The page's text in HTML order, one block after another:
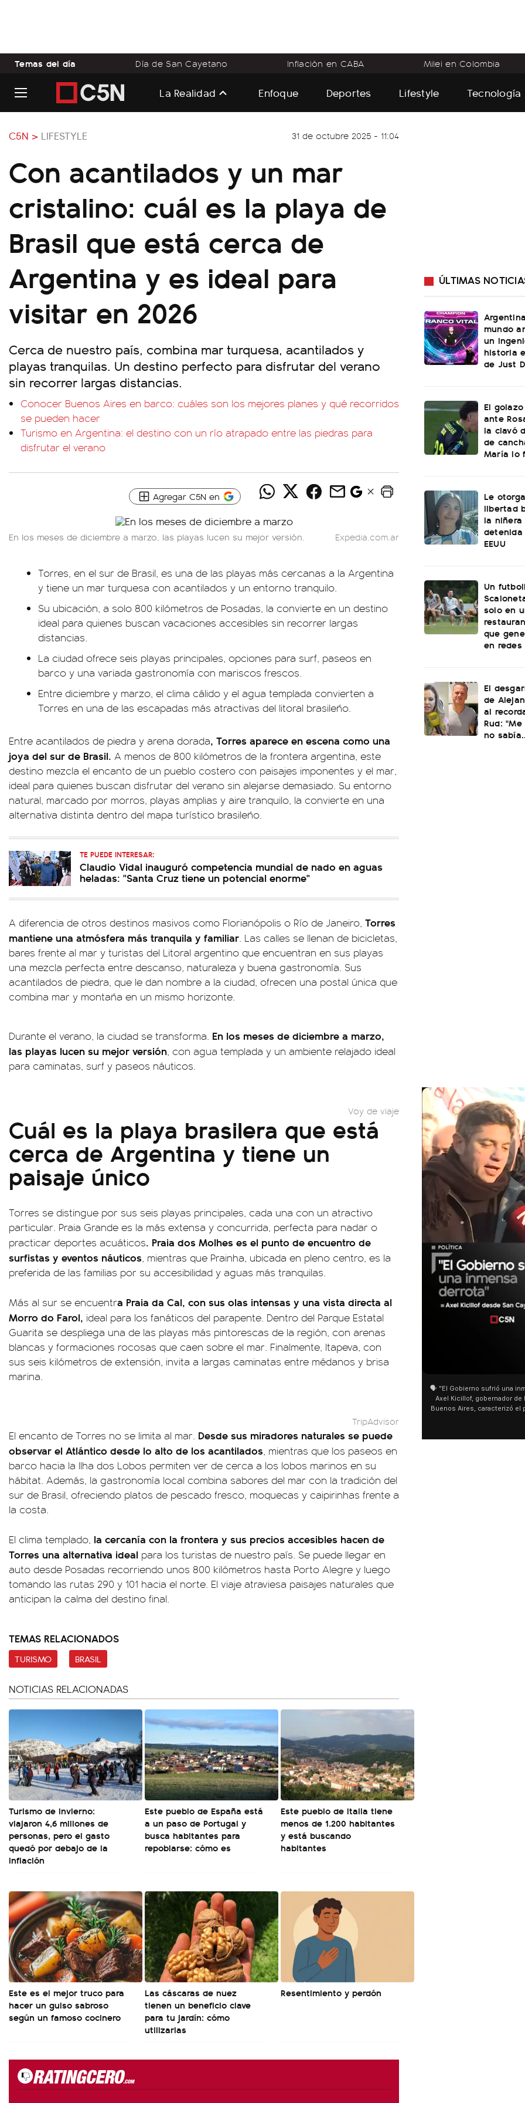
Temas del día Día de San Cayetano Inflación en CABA Milei en Colombia
La Realidad Enfoque Deportes Lifestyle Tecnología
C5N > LIFESTYLE 31 de octubre 2025 - 11:04
Con acantilados y un mar
cristalino: cuál es la playa de
Brasil que está cerca de
Argentina y es ideal para
visitar en 2026
Cerca de nuestro país, combina mar turquesa, acantilados y
playas tranquilas. Un destino perfecto para disfrutar del verano
sin recorrer largas distancias.
Conocer Buenos Aires en barco: cuáles son los mejores planes y qué recorridos
se pueden hacer
Turismo en Argentina: el destino con un río atrapado entre las piedras para
disfrutar el verano
Agregar C5N en
En los meses de diciembre a marzo, las playas lucen su mejor versión. Expedia.com.ar
Torres, en el sur de Brasil, es una de las playas más cercanas a la Argentina
y tiene un mar turquesa con acantilados y un entorno tranquilo.
Su ubicación, a solo 800 kilómetros de Posadas, la convierte en un destino
ideal para quienes buscan vacaciones accesibles sin recorrer largas
distancias.
La ciudad ofrece seis playas principales, opciones para surf, paseos en
barco y una variada gastronomía con mariscos frescos.
Entre diciembre y marzo, el clima cálido y el agua templada convierten a
Torres en una de las escapadas más atractivas del litoral brasileño.
Entre acantilados de piedra y arena dorada, Torres aparece en escena como una
joya del sur de Brasil. A menos de 800 kilómetros de la frontera argentina, este
destino mezcla el encanto de un pueblo costero con paisajes imponentes y el mar,
ideal para quienes buscan disfrutar del verano sin alejarse demasiado. Su entorno
natural, marcado por morros, playas amplias y aire tranquilo, la convierte en una
alternativa distinta dentro del mapa turístico brasileño.
TE PUEDE INTERESAR:
Claudio Vidal inauguró competencia mundial de nado en aguas
heladas: "Santa Cruz tiene un potencial enorme"
A diferencia de otros destinos masivos como Florianópolis o Río de Janeiro, Torres
mantiene una atmósfera más tranquila y familiar. Las calles se llenan de bicicletas,
bares frente al mar y turistas del Litoral argentino que encuentran en sus playas
una mezcla perfecta entre descanso, naturaleza y buena gastronomía. Sus
acantilados de piedra, que le dan nombre a la ciudad, ofrecen una postal única que
combina mar y montaña en un mismo horizonte.
Durante el verano, la ciudad se transforma. En los meses de diciembre a marzo,
las playas lucen su mejor versión, con agua templada y un ambiente relajado ideal
para caminatas, surf y paseos náuticos.
Voy de viaje
Cuál es la playa brasilera que está
cerca de Argentina y tiene un
paisaje único
Torres se distingue por sus seis playas principales, cada una con un atractivo
particular. Praia Grande es la más extensa y concurrida, perfecta para nadar o
practicar deportes acuáticos. Praia dos Molhes es el punto de encuentro de
surfistas y eventos náuticos, mientras que Prainha, ubicada en pleno centro, es la
preferida de las familias por su accesibilidad y aguas más tranquilas.
Más al sur se encuentra Praia da Cal, con sus olas intensas y una vista directa al
Morro do Farol, ideal para los fanáticos del parapente. Dentro del Parque Estatal
Guarita se despliega una de las playas más pintorescas de la región, con arenas
blancas y formaciones rocosas que caen sobre el mar. Finalmente, Itapeva, con
sus seis kilómetros de extensión, invita a largas caminatas entre médanos y brisa
marina.
TripAdvisor
El encanto de Torres no se limita al mar. Desde sus miradores naturales se puede
observar el Atlántico desde lo alto de los acantilados, mientras que los paseos en
barco hacia la Ilha dos Lobos permiten ver de cerca a los lobos marinos en su
hábitat. Además, la gastronomía local combina sabores del mar con la tradición del
sur de Brasil, ofreciendo platos de pescado fresco, moquecas y caipirinhas frente a
la costa.
El clima templado, la cercanía con la frontera y sus precios accesibles hacen de
Torres una alternativa ideal para los turistas de nuestro país. Se puede llegar en
auto desde Posadas recorriendo unos 800 kilómetros hasta Porto Alegre y luego
tomando las rutas 290 y 101 hacia el norte. El viaje atraviesa paisajes naturales que
anticipan la calma del destino final.
TEMAS RELACIONADOS
TURISMO BRASIL
NOTICIAS RELACIONADAS
Turismo de invierno:
viajaron 4,6 millones de
personas, pero el gasto
quedó por debajo de la
inflación
Este pueblo de España está
a un paso de Portugal y
busca habitantes para
repoblarse: cómo es
Este pueblo de Italia tiene
menos de 1.200 habitantes
y está buscando
habitantes
Este es el mejor truco para
hacer un guiso sabroso
según un famoso cocinero
Las cáscaras de nuez
tienen un beneficio clave
para tu jardín: cómo
utilizarlas
Resentimiento y perdón
ÚLTIMAS
mundo
un
historia
de Just
El
ante
la clavó
de
María lo
Le
libertad
la
detenida
EEUU
Un
solo en
que
en redes
El
de
al
Rud:
no
01:05
de Inviolabilidad de la Propiedad Privada
como "una lista sábana con temas nefastos"
y destacó "la movilización popular". 📌 La
declaración fue desde el santuario de San
Cayetano, donde también advirtió que "la
sociedad no solo sufre porque no llega sino
que también está endeudada".
San Cayetano: Jorge
miles de peregrinos en
de Buenos Aires destacó
agua y soportó las bajas
últimos días: "Son